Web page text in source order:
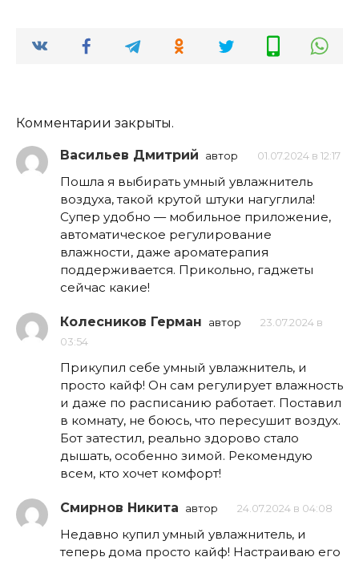
Комментарии закрыты.
Васильев Дмитрий автор 01.07.2024 в 12:17
Пошла я выбирать умный увлажнитель
воздуха, такой крутой штуки нагуглила!
Супер удобно — мобильное приложение,
автоматическое регулирование
влажности, даже ароматерапия
поддерживается. Прикольно, гаджеты
сейчас какие!
Колесников Герман автор
23.07.2024 в
03:54
Прикупил себе умный увлажнитель, и
просто кайф! Он сам регулирует влажность
и даже по расписанию работает. Поставил
в комнату, не боюсь, что пересушит воздух.
Бот затестил, реально здорово стало
дышать, особенно зимой. Рекомендую
всем, кто хочет комфорт!
Смирнов Никита автор 24.07.2024 в 04:08
Недавно купил умный увлажнитель, и
теперь дома просто кайф! Настраиваю его